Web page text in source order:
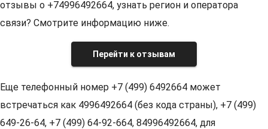
отзывы о +74996492664, узнать регион и оператора
связи? Смотрите информацию ниже.
Перейти к отзывам
Еще телефонный номер +7 (499) 6492664 может
встречаться как 4996492664 (без кода страны), +7 (499)
649-26-64, +7 (499) 64-92-664, 84996492664, для